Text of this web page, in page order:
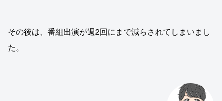
その後は、番組出演が週2回にまで減らされてしまいまし
た。